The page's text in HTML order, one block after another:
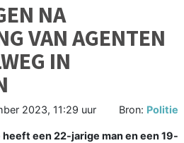
NA
VAN AGENTEN
IN
2023, 11:29 uur Bron: Politie
heeft een 22-jarige man en een 19-